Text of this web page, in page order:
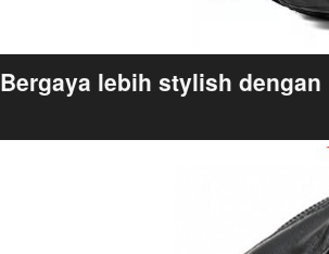
Bergaya lebih stylish dengan